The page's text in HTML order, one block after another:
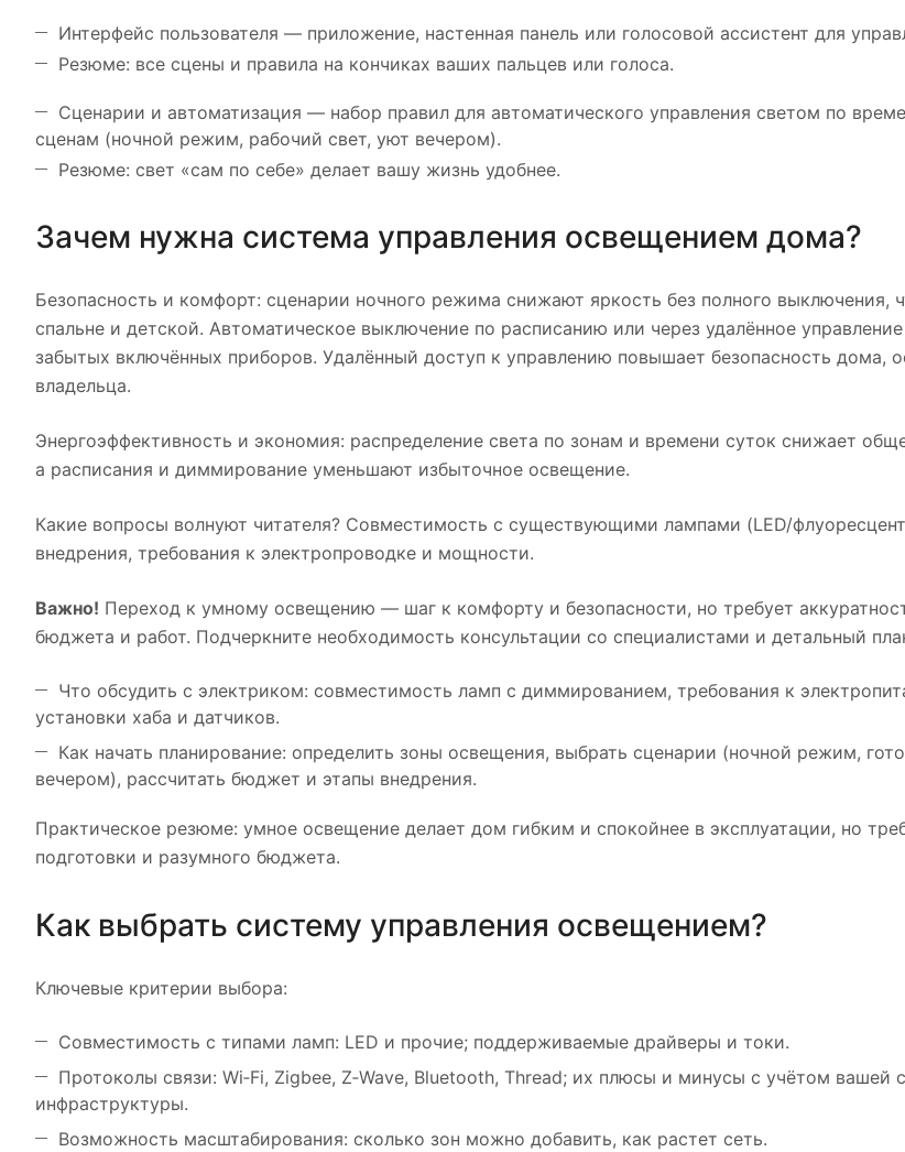
Интерфейс пользователя — приложение, настенная панель или голосовой ассистент для
Резюме: все сцены и правила на кончиках ваших пальцев или голоса.
Сценарии и автоматизация — набор правил для автоматического управления светом по
сценам (ночной режим, рабочий свет, уют вечером).
Резюме: свет «сам по себе» делает вашу жизнь удобнее.
Зачем нужна система управления освещением дома?
Безопасность и комфорт: сценарии ночного режима снижают яркость без полного выключения,
спальне и детской. Автоматическое выключение по расписанию или через удалённое
забытых включённых приборов. Удалённый доступ к управлению повышает безопасность дома,
владельца.
Энергоэффективность и экономия: распределение света по зонам и времени суток снижает
а расписания и диммирование уменьшают избыточное освещение.
Какие вопросы волнуют читателя? Совместимость с существующими лампами (LED/
внедрения, требования к электропроводке и мощности.
Важно! Переход к умному освещению — шаг к комфорту и безопасности, но требует
бюджета и работ. Подчеркните необходимость консультации со специалистами и детальный
Что обсудить с электриком: совместимость ламп с диммированием, требования к
установки хаба и датчиков.
Как начать планирование: определить зоны освещения, выбрать сценарии (ночной режим,
вечером), рассчитать бюджет и этапы внедрения.
Практическое резюме: умное освещение делает дом гибким и спокойнее в эксплуатации, но
подготовки и разумного бюджета.
Как выбрать систему управления освещением?
Ключевые критерии выбора:
Совместимость с типами ламп: LED и прочие; поддерживаемые драйверы и токи.
Протоколы связи: Wi‑Fi, Zigbee, Z‑Wave, Bluetooth, Thread; их плюсы и минусы с учётом вашей
инфраструктуры.
Возможность масштабирования: сколько зон можно добавить, как растет сеть.